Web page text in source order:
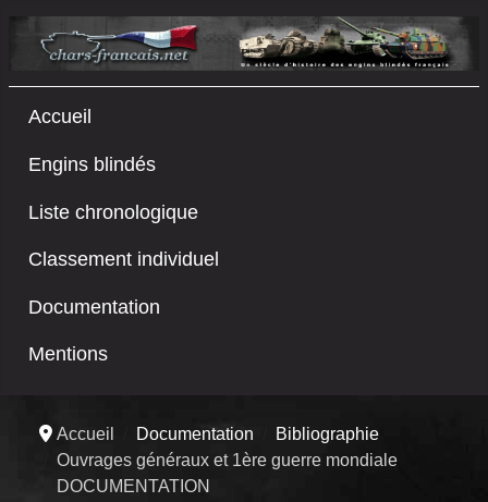
Accueil
Engins blindés
Liste chronologique
Classement individuel
Documentation
Mentions
Accueil Documentation
Bibliographie
Ouvrages généraux et 1ère guerre mondiale
DOCUMENTATION